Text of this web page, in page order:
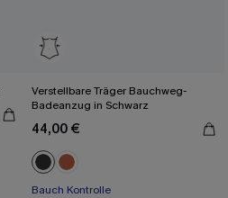
Verstellbare Träger Bauchweg-
Badeanzug in Schwarz
44,00 €
Bauch Kontrolle